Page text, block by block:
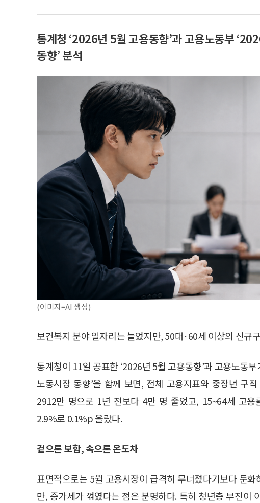
통계청 ‘2026년 5월 고용동향’과 고용노동부
동향’ 분석
(이미지=AI 생성)
보건복지 분야 일자리는 늘었지만, 50대·60세 이상의 신규
통계청이 11일 공표한 ‘2026년 5월 고용동향’과 고용노동
노동시장 동향’을 함께 보면, 전체 고용지표와 중장년 구
2912만 명으로 1년 전보다 4만 명 줄었고, 15~64세 고
2.9%로 0.1%p 올랐다.
겉으론 보합, 속으론 온도차
표면적으로는 5월 고용시장이 급격히 무너졌다기보다 둔
만, 증가세가 꺾였다는 점은 분명하다. 특히 청년층 부진이